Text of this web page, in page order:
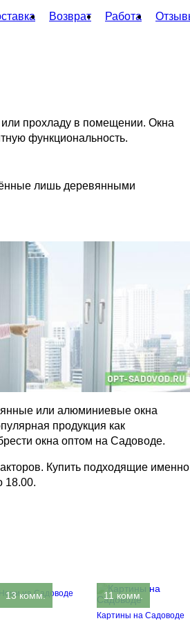
Возврат Работа
прохладу в помещении. Окна
функциональность.
лишь деревянными
или алюминиевые окна
продукция как
окна оптом на Садоводе.
Купить подходящие именно
18.00.
13 комм.
Ножи на Садоводе 11 комм.
Картины на Садоводе